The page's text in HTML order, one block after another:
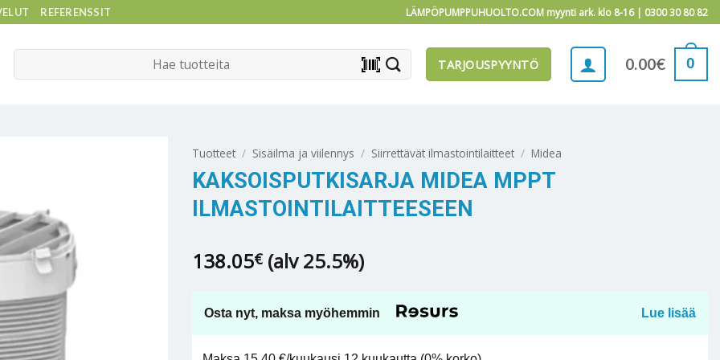
REFERENSSIT LÄMPÖPUMPPUHUOLTO.COM myynti ark. klo 8-16 | 0300 30 80 82
barcode_scanner TARJOUSPYYNTÖ 0.00€ 0
Tuotteet / Sisäilma ja viilennys / Siirrettävät ilmastointilaitteet / Midea
KAKSOISPUTKISARJA MIDEA MPPT
ILMASTOINTILAITTEESEEN
138.05€ (alv 25.5%)
Osta nyt, maksa myöhemmin Lue lisää